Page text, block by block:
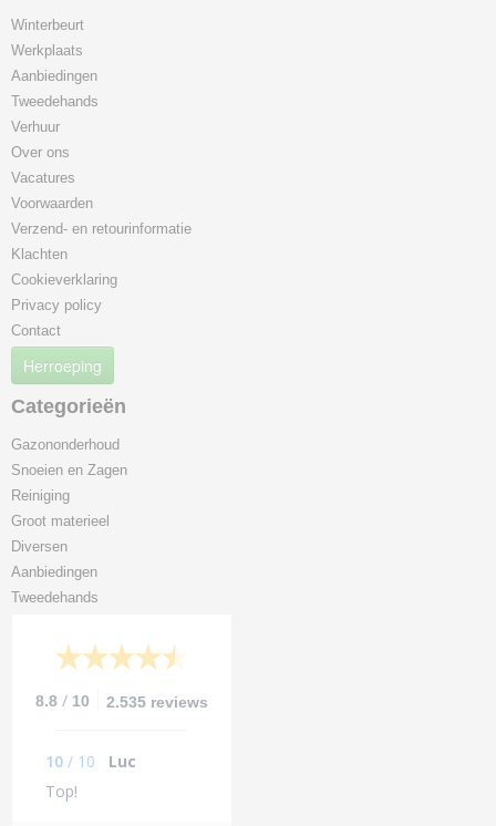
Winterbeurt
Werkplaats
Aanbiedingen
Tweedehands
Verhuur
Over ons
Vacatures
Voorwaarden
Verzend- en retourinformatie
Klachten
Cookieverklaring
Privacy policy
Contact
Herroeping
Categorieën
Gazononderhoud
Snoeien en Zagen
Reiniging
Groot materieel
Diversen
Aanbiedingen
Tweedehands
8.8 / 10 2.535 reviews
10 / 10
Luc
Top!